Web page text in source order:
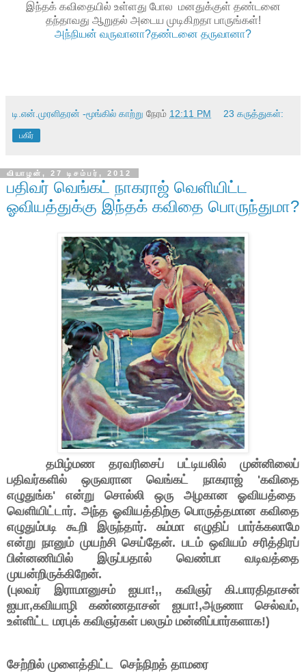
இந்தக் கவிதையில் உள்ளது போல மனதுக்குள் தண்டனை
தந்தாவது ஆறுதல் அடைய முடிகிறதா பாருங்கள்!
அந்நியன் வருவானா?தண்டனை தருவானா?
டி.என்.முரளிதரன் -மூங்கில் காற்று நேரம் 12:11 PM 23 கருத்துகள்:
பகிர்
வியாழன், 27 டிசம்பர், 2012
பதிவர் வெங்கட் நாகராஜ் வெளியிட்ட
ஓவியத்துக்கு இந்தக் கவிதை பொருந்துமா?
தமிழ்மண தரவரிசைப் பட்டியலில் முன்னிலைப்
பதிவர்களில் ஒருவரான வெங்கட் நாகராஜ் 'கவிதை
எழுதுங்க' என்று சொல்லி ஒரு அழகான ஓவியத்தை
வெளியிட்டார். அந்த ஓவியத்திற்கு பொருத்தமான கவிதை
எழுதும்படி கூறி இருந்தார். சும்மா எழுதிப் பார்க்கலாமே
என்று நானும் முயற்சி செய்தேன். படம் ஒவியம் சரித்திரப்
பின்னணியில் இருப்பதால் வெண்பா வடிவத்தை
முயன்றிருக்கிறேன்.
(புலவர் இராமானுசம் ஐயா!,, கவிஞர் கி.பாரதிதாசன்
ஐயா,கவியாழி கண்ணதாசன் ஐயா!,அருணா செல்வம்,
உள்ளிட்ட மரபுக் கவிஞர்கள் பலரும் மன்னிப்பார்களாக!)
சேற்றில் முளைத்திட்ட செந்நிறத் தாமரை